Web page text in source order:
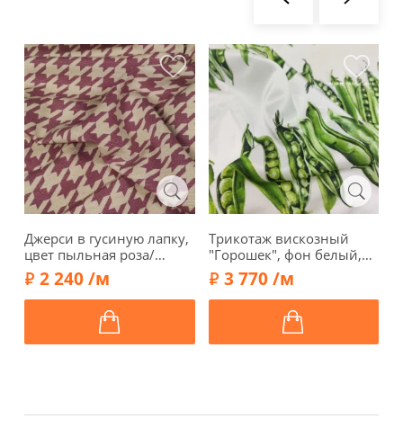
Джерси в гусиную лапку,
цвет пыльная роза/
бежевый, 009003
2 240 /м
Трикотаж вискозный
"Горошек", фон белый,
01448-2
3 770 /м